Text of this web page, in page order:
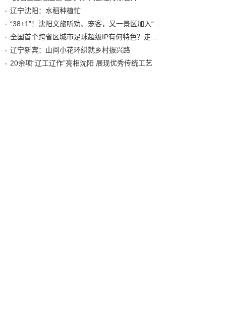
辽宁沈阳：水稻种植忙
辽宁新宾：山间小花环织就乡村振兴路
20余项“辽工辽作”亮相沈阳 展现优秀传统工艺